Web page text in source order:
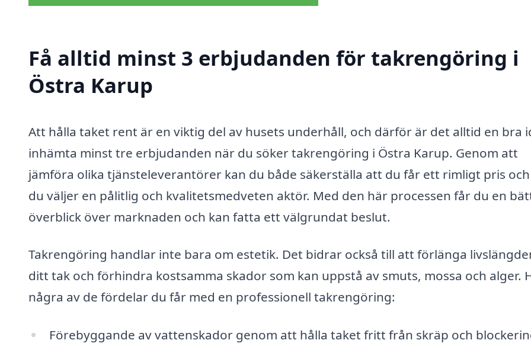
Få alltid minst 3 erbjudanden för takrengöring i
Östra Karup
Att hålla taket rent är en viktig del av husets underhåll, och därför är det alltid en bra
inhämta minst tre erbjudanden när du söker takrengöring i Östra Karup. Genom att
jämföra olika tjänsteleverantörer kan du både säkerställa att du får ett rimligt pris
du väljer en pålitlig och kvalitetsmedveten aktör. Med den här processen får du en
överblick över marknaden och kan fatta ett välgrundat beslut.
Takrengöring handlar inte bara om estetik. Det bidrar också till att förlänga
ditt tak och förhindra kostsamma skador som kan uppstå av smuts, mossa och alger.
några av de fördelar du får med en professionell takrengöring:
Förebyggande av vattenskador genom att hålla taket fritt från skräp och